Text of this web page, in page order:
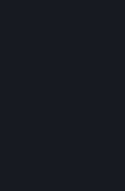
übertragen, um eine von
Valve ist berechtigt, ein
Abonnement-Marktplatz
Entgelte oder Gebühren
Gemäß den gesetzlichen
Umsatzsteuer,
anwendbare Steuern für
Abonnement-Marktplatz.
Steuerexperten zu
Zusammenhang mit
Sie verstehen und
verpflichtet ist, einen
oder zu pflegen. Valve ist
Abonnement-
ändern, die das